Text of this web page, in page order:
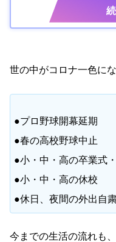
世の中がコロナ一色に
●プロ野球開幕延期
●春の高校野球中止
●小・中・高の卒業式
●小・中・高の休校
●休日、夜間の外出自
今までの生活の流れも